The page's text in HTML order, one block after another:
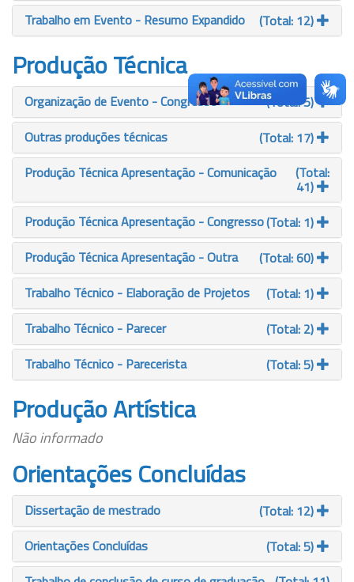
Trabalho em Evento - Resumo Expandido
(Total: 12)
Produção Técnica
Organização de Evento - Congresso
(Total: 5)
Outras produções técnicas
(Total: 17)
Produção Técnica Apresentação - Comunicação
(Total:
41)
Produção Técnica Apresentação - Congresso(Total: 1)
Produção Técnica Apresentação - Outra
(Total: 60)
Trabalho Técnico - Elaboração de Projetos
(Total: 1)
Trabalho Técnico - Parecer
(Total: 2)
Trabalho Técnico - Parecerista
(Total: 5)
Produção Artística
Não informado
Orientações Concluídas
Dissertação de mestrado
(Total: 12)
Orientações Concluídas
(Total: 5)